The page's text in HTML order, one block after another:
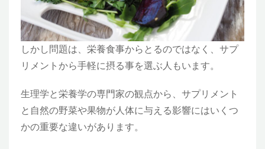
しかし問題は、栄養食事からとるのではなく、サプ
リメントから手軽に摂る事を選ぶ人もいます。
生理学と栄養学の専門家の観点から、サプリメント
と自然の野菜や果物が人体に与える影響にはいくつ
かの重要な違いがあります。